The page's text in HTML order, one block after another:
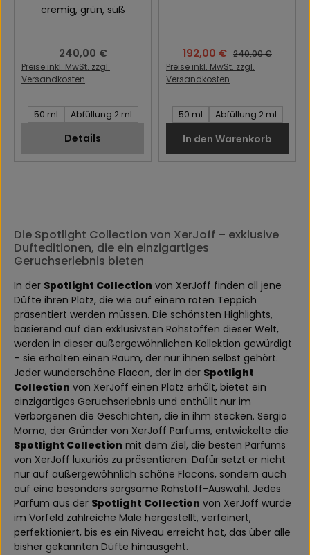
cremig, grün, süß
Regulärer Preis:
240,00 €
Preise inkl. MwSt. zzgl.
Versandkosten
Inhalt des Artikel:
50 ml Abfüllung 2 ml
Details
Verkaufspreis:
192,00 € Regulärer Preis:
240,00 €
Preise inkl. MwSt. zzgl.
Versandkosten
Inhalt des Artikel:
50 ml Abfüllung 2 ml
In den Warenkorb
Die Spotlight Collection von XerJoff – exklusive
Dufteditionen, die ein einzigartiges
Geruchserlebnis bieten
In der Spotlight Collection von XerJoff finden all jene
Düfte ihren Platz, die wie auf einem roten Teppich
präsentiert werden müssen. Die schönsten Highlights,
basierend auf den exklusivsten Rohstoffen dieser Welt,
werden in dieser außergewöhnlichen Kollektion gewürdigt
– sie erhalten einen Raum, der nur ihnen selbst gehört.
Jeder wunderschöne Flacon, der in der Spotlight
Collection von XerJoff einen Platz erhält, bietet ein
einzigartiges Geruchserlebnis und enthüllt nur im
Verborgenen die Geschichten, die in ihm stecken. Sergio
Momo, der Gründer von XerJoff Parfums, entwickelte die
Spotlight Collection mit dem Ziel, die besten Parfums
von XerJoff luxuriös zu präsentieren. Dafür setzt er nicht
nur auf außergewöhnlich schöne Flacons, sondern auch
auf eine besonders sorgsame Rohstoff-Auswahl. Jedes
Parfum aus der Spotlight Collection von XerJoff wurde
im Vorfeld zahlreiche Male hergestellt, verfeinert,
perfektioniert, bis es ein Niveau erreicht hat, das über alle
bisher gekannten Düfte hinausgeht.